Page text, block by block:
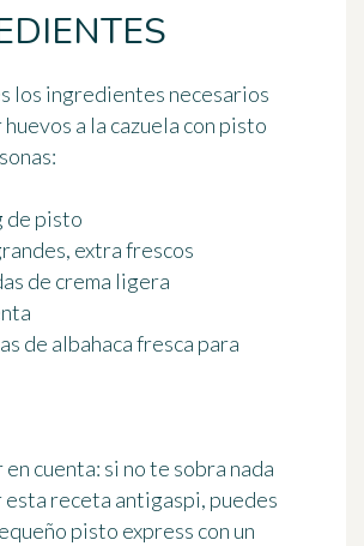
los ingredientes necesarios
a la cazuela con pisto
:
de pisto
extra frescos
de crema ligera
de albahaca fresca para
cuenta: si no te sobra nada
esta receta antigaspi, puedes
pisto express con un